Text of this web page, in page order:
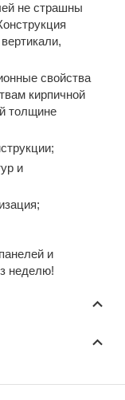
не страшны
свойства
кирпичной
толщине
и
и
неделю!